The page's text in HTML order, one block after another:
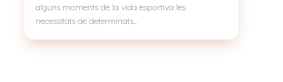
alguns moments de la vida esportiva les
necessitats de determinats...